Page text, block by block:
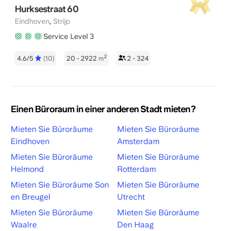
Hurksestraat 60
Eindhoven, Strijp
Service Level 3
4.6/5 (10) 20 - 2922 m2 2 - 324
Einen Büroraum in einer anderen Stadt mieten?
Mieten Sie Büroräume
Eindhoven
Mieten Sie Büroräume
Helmond
Mieten Sie Büroräume Son
en Breugel
Mieten Sie Büroräume
Waalre
Mieten Sie Büroräume
Amsterdam
Mieten Sie Büroräume
Rotterdam
Mieten Sie Büroräume
Utrecht
Mieten Sie Büroräume
Den Haag